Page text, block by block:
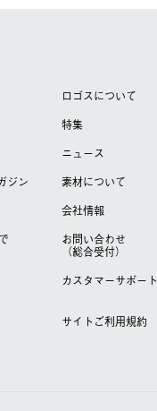
ロゴスについて
特集
ニュース
ジン
素材について
会社情報
お問い合わせ
（総合受付）
カスタマーサポート
サイトご利用規約